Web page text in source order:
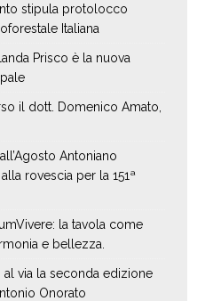
stipula protolocco
Italiana
Prisco è la nuova
il dott. Domenico Amato,
Antoniano
rovescia per la 151ª
la tavola come
e bellezza.
al via la seconda edizione
Onorato